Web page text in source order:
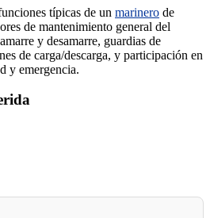
típicas de un marinero de
de mantenimiento general del
y desamarre, guardias de
de carga/descarga, y participación en
y emergencia.